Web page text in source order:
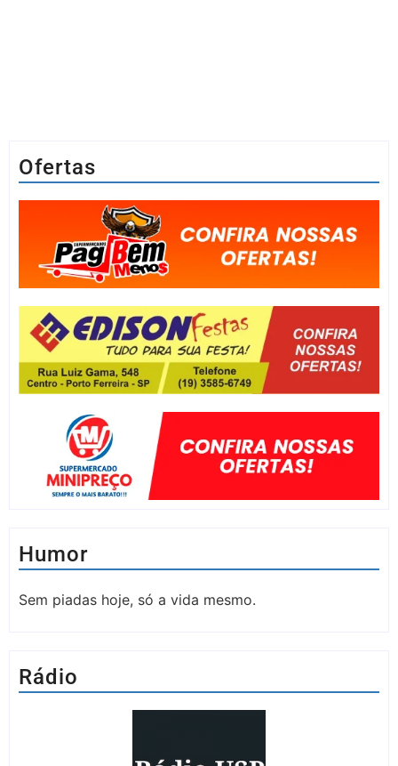
Ofertas
Humor
Sem piadas hoje, só a vida mesmo.
Rádio